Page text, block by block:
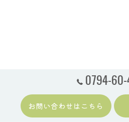
0794-
お問い合わせはこちら